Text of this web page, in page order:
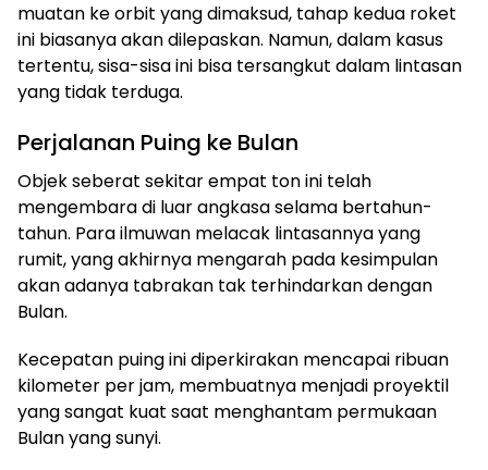
muatan ke orbit yang dimaksud, tahap kedua roket
ini biasanya akan dilepaskan. Namun, dalam kasus
tertentu, sisa-sisa ini bisa tersangkut dalam lintasan
yang tidak terduga.
Perjalanan Puing ke Bulan
Objek seberat sekitar empat ton ini telah
mengembara di luar angkasa selama bertahun-
tahun. Para ilmuwan melacak lintasannya yang
rumit, yang akhirnya mengarah pada kesimpulan
akan adanya tabrakan tak terhindarkan dengan
Bulan.
Kecepatan puing ini diperkirakan mencapai ribuan
kilometer per jam, membuatnya menjadi proyektil
yang sangat kuat saat menghantam permukaan
Bulan yang sunyi.